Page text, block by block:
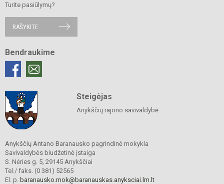
Turite pasiūlymų?
RAŠYKITE
Bendraukime
Steigėjas
Anykščių rajono savivaldybė
Anykščių Antano Baranausko pagrindinė mokykla
Savivaldybės biudžetinė įstaiga
S. Nėries g. 5, 29145 Anykščiai
Tel./ faks. (0 381) 52565
El. p. baranausko.mok@baranauskas.anyksciai.lm.lt